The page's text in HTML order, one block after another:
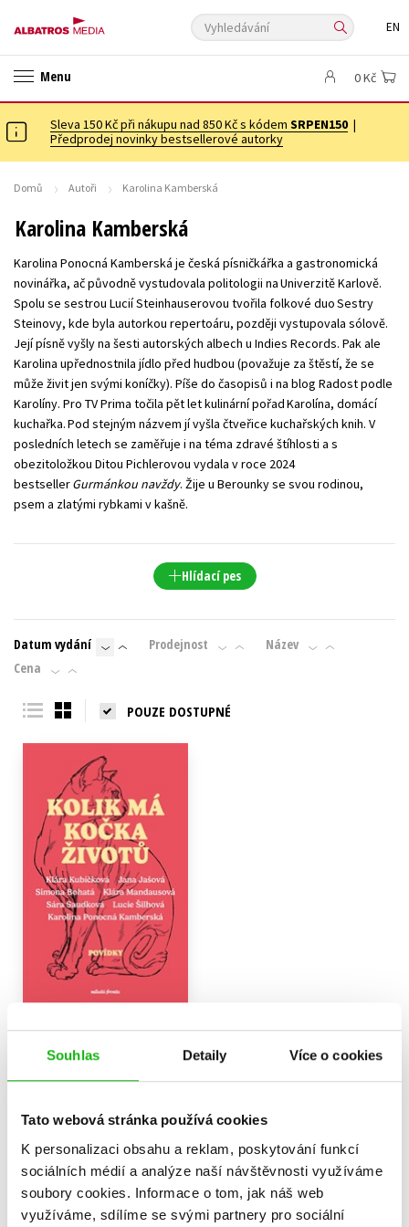
Souhlas Detaily Více o cookies
Tato webová stránka používá cookies
K personalizaci obsahu a reklam, poskytování funkcí
sociálních médií a analýze naší návštěvnosti využíváme
soubory cookies. Informace o tom, jak náš web
využíváme, sdílíme se svými partnery pro sociální
Vyhledávání EN
Menu
✉️ DÁRKOVÉ POUKAZY
Auto - moto
Beletrie pro děti
Dárkové publikace
Dárkové zboží
Esoterika a duchovní svět
Historie a military
Kuchařky
New Adult Ostatní Počítače
Poezie
Populárně - naučná pro dospělé
Populárně - naučné pro děti
Předškoláci
Příroda a zahrada
Přírodní vědy
Společnost, politika
Technika a věda
Učebnice
Umění a kultura
Výchova a pedagogika
Young adult
Young adult (SK)
Zahraniční literatura Zdraví a životní styl
Všechny tituly
0 Kč
Sleva 150 Kč při nákupu nad 850 Kč s kódem SRPEN150 |
Předprodej novinky bestsellerové autorky
Domů Autoři Karolina Kamberská
Karolina Kamberská
Karolina Ponocná Kamberská je česká písničkářka a gastronomická
novinářka, ač původně vystudovala politologii na Univerzitě Karlově.
Spolu se sestrou Lucií Steinhauserovou tvořila folkové duo Sestry
Steinovy, kde byla autorkou repertoáru, později vystupovala sólově.
Její písně vyšly na šesti autorských albech u Indies Records. Pak ale
Karolina upřednostnila jídlo před hudbou (považuje za štěstí, že se
může živit jen svými koníčky). Píše do časopisů i na blog Radost podle
Karolíny. Pro TV Prima točila pět let kulinární pořad Karolína, domácí
kuchařka. Pod stejným názvem jí vyšla čtveřice kuchařských knih. V
posledních letech se zaměřuje i na téma zdravé štíhlosti a s
obezitoložkou Ditou Pichlerovou vydala v roce 2024
bestsellerGurmánkou navždy. Žije u Berounky se svou rodinou,
psem a zlatými rybkami v kašně.
Hlídací pes
Datum vydání Prodejnost
Název
Cena
POUZE DOSTUPNÉ
Kolik má kočka životů
Lucie Šilhová
Simona Bohatá
Klára Mandausová,
Karolina Kamberská
Do košíku